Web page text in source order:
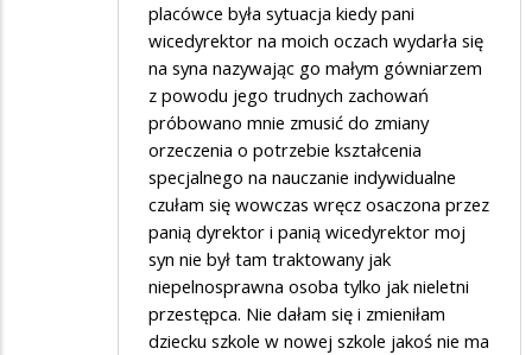
placówce była sytuacja kiedy pani
wicedyrektor na moich oczach wydarła się
na syna nazywając go małym gówniarzem
z powodu jego trudnych zachowań
próbowano mnie zmusić do zmiany
orzeczenia o potrzebie kształcenia
specjalnego na nauczanie indywidualne
czułam się wowczas wręcz osaczona przez
panią dyrektor i panią wicedyrektor moj
syn nie był tam traktowany jak
niepelnosprawna osoba tylko jak nieletni
przestępca. Nie dałam się i zmieniłam
dziecku szkole w nowej szkole jakoś nie ma